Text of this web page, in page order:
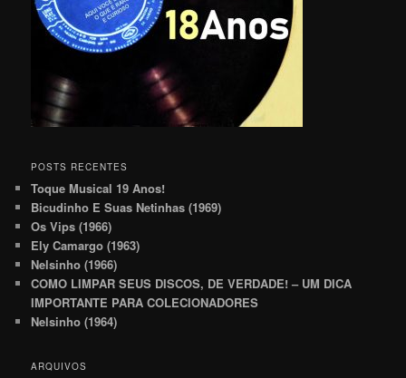
POSTS RECENTES
Toque Musical 19 Anos!
Bicudinho E Suas Netinhas (1969)
Os Vips (1966)
Ely Camargo (1963)
Nelsinho (1966)
COMO LIMPAR SEUS DISCOS, DE VERDADE! – UM DICA
IMPORTANTE PARA COLECIONADORES
Nelsinho (1964)
ARQUIVOS